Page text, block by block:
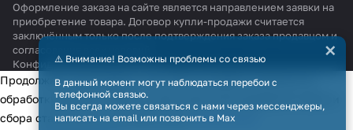
Оформление заказа на сайте является направлением заявки на
приобретение товара. Договор купли-продажи считается
заключённым только после подтверждения заказа продавцом и
согласования всех условий.
КонфиденциальностьОферта
⚠️ Внимание! Возможны проблемы со связью
В данный момент могут наблюдаться перебои с
телефонной связью.
Вы всегда можете связаться с нами через мессенджеры,
написать на email или позвонить в Max
×
Продолжая использовать наш сайт, вы даёте согласие на
обработку файлов cookie в целях функционирования сайта и
сбора статистики в соответствии сполитикой